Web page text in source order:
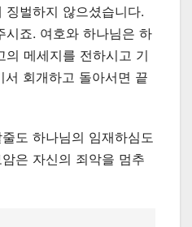
징벌하지 않으셨습니다.
시죠. 여호와 하나님은 하
의 메세지를 전하시고 기
서 회개하고 돌아서면 끝
도 하나님의 임재하심도
은 자신의 죄악을 멈추